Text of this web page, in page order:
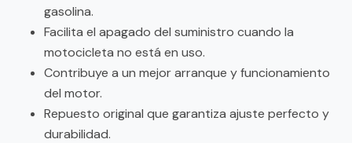
gasolina.
Facilita el apagado del suministro cuando la
motocicleta no está en uso.
Contribuye a un mejor arranque y funcionamiento
del motor.
Repuesto original que garantiza ajuste perfecto y
durabilidad.